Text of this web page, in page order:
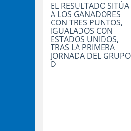
EL RESULTADO SITÚA
A LOS GANADORES
CON TRES PUNTOS,
IGUALADOS CON
ESTADOS UNIDOS,
TRAS LA PRIMERA
JORNADA DEL GRUPO
D